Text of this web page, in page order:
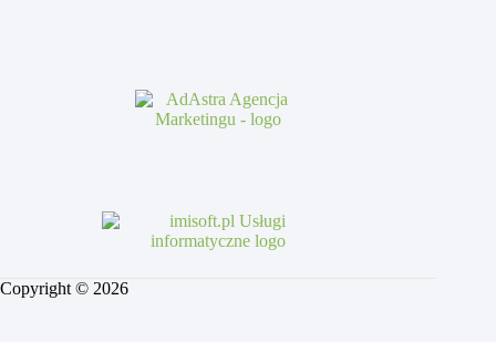
Copyright © 2026